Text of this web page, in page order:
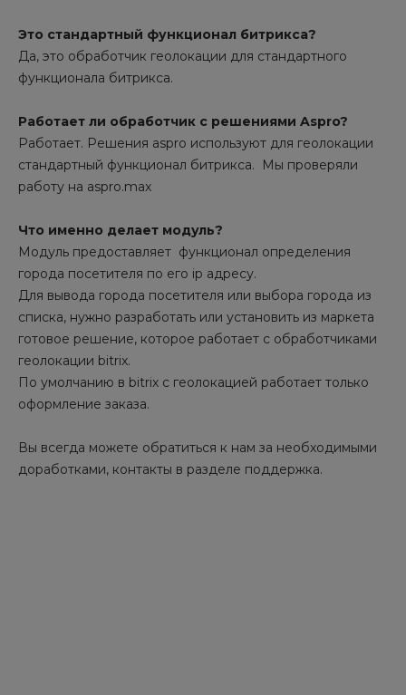
Это стандартный функционал битрикса?
Да, это обработчик геолокации для стандартного
функционала битрикса.
Работает ли обработчик с решениями Aspro?
Работает. Решения aspro используют для геолокации
стандартный функционал битрикса. Мы проверяли
работу на aspro.max
Что именно делает модуль?
Модуль предоставляет функционал определения
города посетителя по его ip адресу.
Для вывода города посетителя или выбора города из
списка, нужно разработать или установить из маркета
готовое решение, которое работает с обработчиками
геолокации bitrix.
По умолчанию в bitrix с геолокацией работает только
оформление заказа.
Вы всегда можете обратиться к нам за необходимыми
доработками, контакты в разделе поддержка.